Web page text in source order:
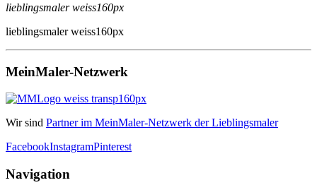
lieblingsmaler weiss160px
lieblingsmaler weiss160px
MeinMaler-Netzwerk
Wir sind Partner im MeinMaler-Netzwerk der Lieblingsmaler
FacebookInstagramPinterest
Navigation